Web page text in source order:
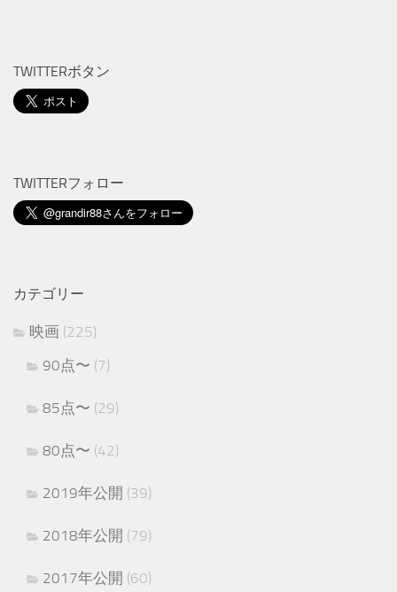
TWITTERボタン
TWITTERフォロー
カテゴリー
映画 (225)
90点〜 (7)
85点〜 (29)
80点〜 (42)
2019年公開 (39)
2018年公開 (79)
2017年公開 (60)